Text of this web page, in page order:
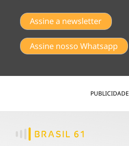
Assine a newsletter
Assine nosso Whatsapp
PUBLICIDADE